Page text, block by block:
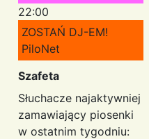
22:00
ZOSTAŃ DJ-EM!
PiloNet
Szafeta
Słuchacze najaktywniej
zamawiający piosenki
w ostatnim tygodniu: